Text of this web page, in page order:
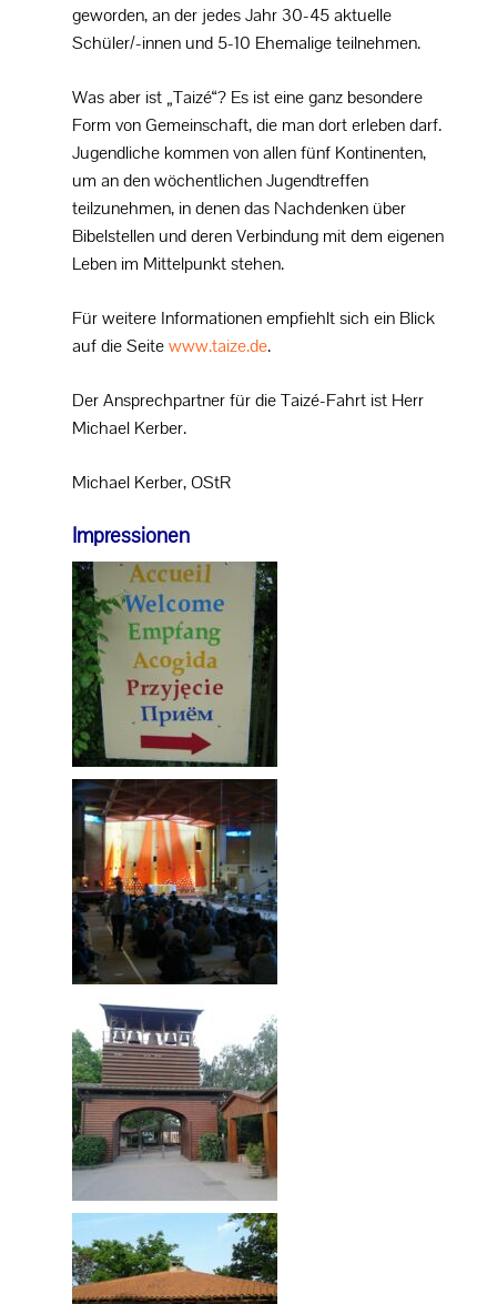
geworden, an der jedes Jahr 30-45 aktuelle
Schüler/-innen und 5-10 Ehemalige teilnehmen.
Was aber ist „Taizé“? Es ist eine ganz besondere
Form von Gemeinschaft, die man dort erleben darf.
Jugendliche kommen von allen fünf Kontinenten,
um an den wöchentlichen Jugendtreffen
teilzunehmen, in denen das Nachdenken über
Bibelstellen und deren Verbindung mit dem eigenen
Leben im Mittelpunkt stehen.
Für weitere Informationen empfiehlt sich ein Blick
auf die Seitewww.taize.de.
Der Ansprechpartner für die Taizé-Fahrt ist Herr
Michael Kerber.
Michael Kerber, OStR
Impressionen